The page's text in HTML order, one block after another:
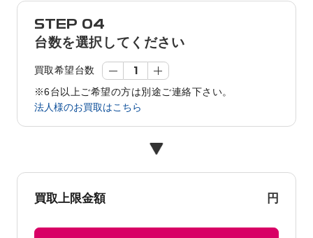
STEP 04
台数を選択してください
買取希望台数
※6台以上ご希望の方は別途ご連絡下さい。
法人様のお買取はこちら
買取上限金額 円